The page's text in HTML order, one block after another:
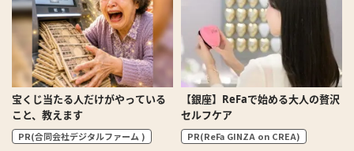
宝くじ当たる人だけがやっている
こと、教えます
PR(合同会社デジタルファーム )
【銀座】ReFaで始める大人の贅沢
セルフケア
PR(ReFa GINZA on CREA)